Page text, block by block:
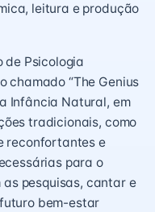
leitura e produção
de Psicologia
chamado “The Genius
Infância Natural, em
tradicionais, como
reconfortantes e
para o
pesquisas, cantar e
bem-estar